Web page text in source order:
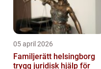
05 april 2026
Familjerätt helsingborg
trygg juridisk hjälp för